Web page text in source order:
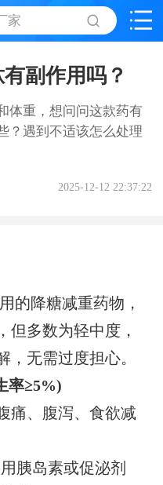
家
副作用吗？
体重，想问问这款药有
？遇到不适该怎么处理
2025-12-12 22:37:22
的降糖减重药物，
但多数为轻中度，
，无需过度担心。
率≥5%)
、腹泻、食欲减
岛素或促泌剂